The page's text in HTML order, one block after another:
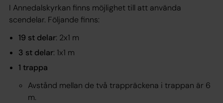
I Annedalskyrkan finns möjlighet till att använda
scendelar. Följande finns:
19 st delar: 2x1 m
3 st delar: 1x1 m
1 trappa
Avstånd mellan de två trappräckena i trappan är 6
m.